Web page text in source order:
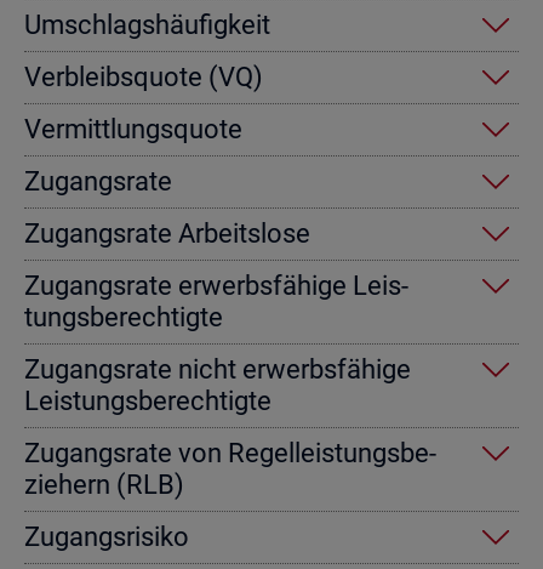
Um­schlags­häu­fig­keit
Ver­bleibs­quo­te (VQ)
Ver­mitt­lungs­quo­te
Zu­gangs­ra­te
Zu­gangs­ra­te Ar­beits­lo­se
Zu­gangs­ra­te er­werbs­fä­hi­ge Leis­
tungs­be­rech­tig­te
Zu­gangs­ra­te nicht er­werbs­fä­hi­ge
Leis­tungs­be­rech­tig­te
Zu­gangs­ra­te von Re­gel­leis­tungs­be­
zie­hern (RLB)
Zu­gangs­ri­si­ko